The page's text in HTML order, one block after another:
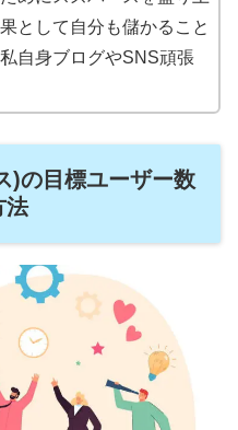
として自分も儲かること
自身ブログやSNS頑張
)の目標ユーザー数
法